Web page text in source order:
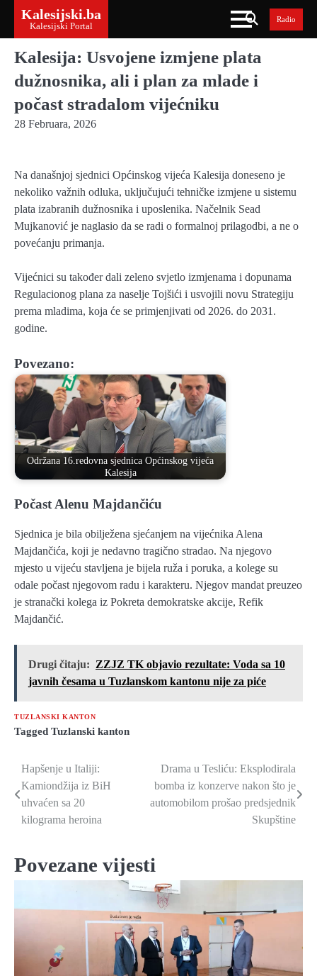
content
Kalesijski.ba
Kalesijski Portal
Radio
Kalesija: Usvojene izmjene plata
dužnosnika, ali i plan za mlade i
počast stradalom vijećniku
28 Februara, 2026
Na današnjoj sjednici Općinskog vijeća Kalesija doneseno je
nekoliko važnih odluka, uključujući tehničke izmjene u sistemu
plata izabranih dužnosnika i uposlenika. Načelnik Sead
Mujkanović je naglasio da se radi o formalnoj prilagodbi, a ne o
povećanju primanja.
Vijećnici su također dali zeleno svjetlo izmjenama i dopunama
Regulacionog plana za naselje Tojšići i usvojili novu Strategiju
prema mladima, koja će se primjenjivati od 2026. do 2031.
godine.
Povezano:
Održana 16.redovna sjednica Općinskog vijeća
Kalesija
Počast Alenu Majdančiću
Sjednica je bila obilježena sjećanjem na vijećnika Alena
Majdančića, koji je nedavno tragično stradao. Na njegovo
mjesto u vijeću stavljena je bijela ruža i poruka, a kolege su
odale počast njegovom radu i karakteru. Njegov mandat preuzeo
je stranački kolega iz Pokreta demokratske akcije, Refik
Majdančić.
Drugi čitaju: ZZJZ TK objavio rezultate: Voda sa 10
javnih česama u Tuzlanskom kantonu nije za piće
TUZLANSKI KANTON
Tagged Tuzlanski kanton
Navigacija
članaka
Hapšenje u Italiji:
Kamiondžija iz BiH
uhvaćen sa 20
kilograma heroina
Drama u Tesliću: Eksplodirala
bomba iz konzerve nakon što je
automobilom prošao predsjednik
Skupštine
Povezane vijesti